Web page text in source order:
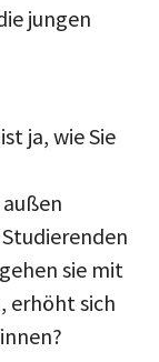
jungen
ja, wie Sie
sie mit
erhöht sich